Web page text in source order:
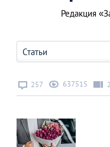
Редакция
Статьи
257 637515